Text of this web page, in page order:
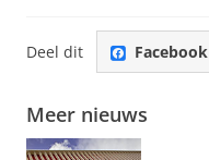
Deel dit Facebook
Meer nieuws